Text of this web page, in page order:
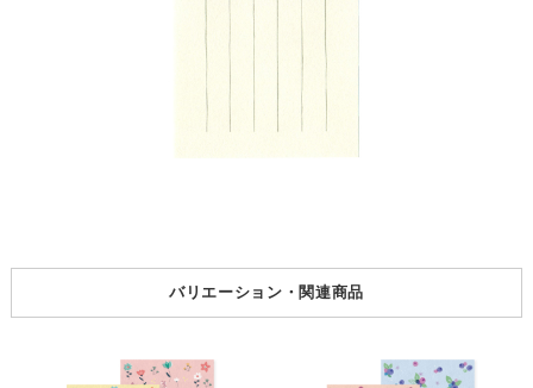
バリエーション・関連商品